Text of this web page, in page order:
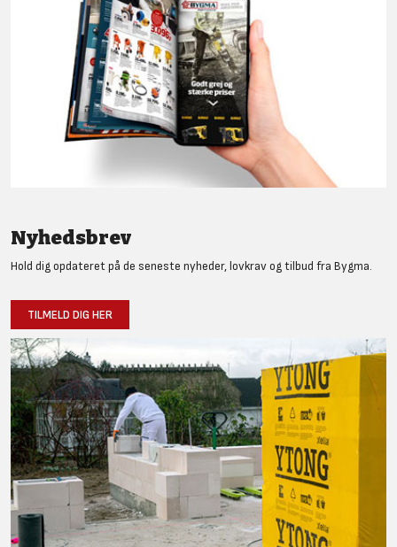
Nyhedsbrev
Hold dig opdateret på de seneste nyheder, lovkrav og tilbud fra Bygma.
TILMELD DIG HER